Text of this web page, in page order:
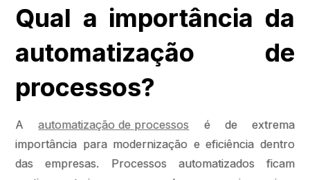
Qual a importância da
automatização de
processos?
Aautomatização de processos é de extrema
importância para modernização e eficiência dentro
das empresas. Processos automatizados ficam